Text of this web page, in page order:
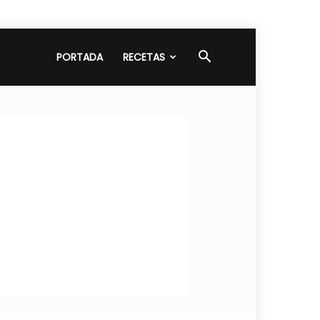
PORTADA RECETAS